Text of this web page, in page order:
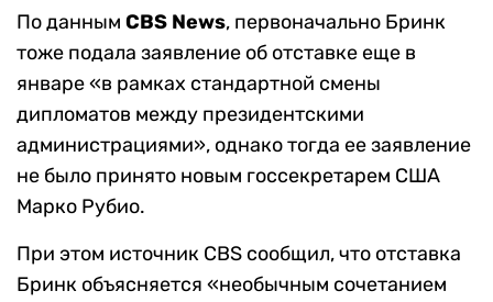
По данным CBS News, первоначально Бринк
тоже подала заявление об отставке еще в
январе «в рамках стандартной смены
дипломатов между президентскими
администрациями», однако тогда ее заявление
не было принято новым госсекретарем США
Марко Рубио.
При этом источник CBS сообщил, что отставка
Бринк объясняется «необычным сочетанием